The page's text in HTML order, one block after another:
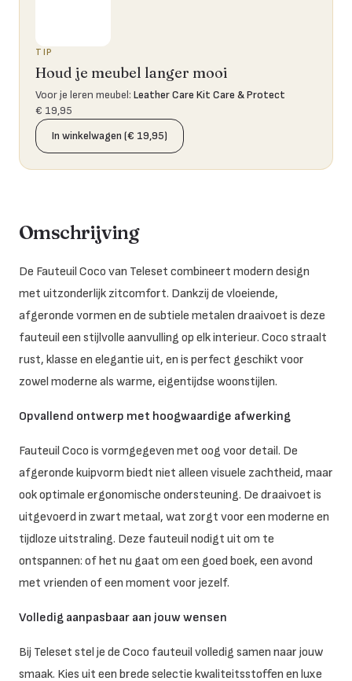
TIP
Houd je meubel langer mooi
Voor je leren meubel: Leather Care Kit Care & Protect
€ 19,95
In winkelwagen (€ 19,95)
Omschrijving
De Fauteuil Coco van Teleset combineert modern design
met uitzonderlijk zitcomfort. Dankzij de vloeiende,
afgeronde vormen en de subtiele metalen draaivoet is deze
fauteuil een stijlvolle aanvulling op elk interieur. Coco straalt
rust, klasse en elegantie uit, en is perfect geschikt voor
zowel moderne als warme, eigentijdse woonstijlen.
Opvallend ontwerp met hoogwaardige afwerking
Fauteuil Coco is vormgegeven met oog voor detail. De
afgeronde kuipvorm biedt niet alleen visuele zachtheid, maar
ook optimale ergonomische ondersteuning. De draaivoet is
uitgevoerd in zwart metaal, wat zorgt voor een moderne en
tijdloze uitstraling. Deze fauteuil nodigt uit om te
ontspannen: of het nu gaat om een goed boek, een avond
met vrienden of een moment voor jezelf.
Volledig aanpasbaar aan jouw wensen
Bij Teleset stel je de Coco fauteuil volledig samen naar jouw
smaak. Kies uit een brede selectie kwaliteitsstoffen en luxe